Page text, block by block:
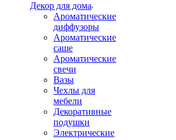
Декор для дома
Ароматические
диффузоры
Ароматические
саше
Ароматические
свечи
Вазы
Чехлы для
мебели
Декоративные
подушки
Электрические